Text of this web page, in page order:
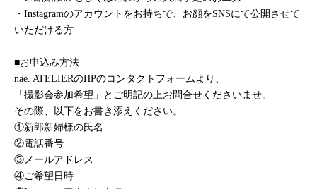
・Instagramのアカウントをお持ちで、お顔をSNSにて公開させて
いただける方
■お申込み方法
nae. ATELIERのHPのコンタクトフォームより、
「撮影会参加希望」とご明記の上お問合せくださいませ。
その際、以下をお書き添えください。
①新郎新婦様の氏名
②電話番号
③メールアドレス
④ご希望日時